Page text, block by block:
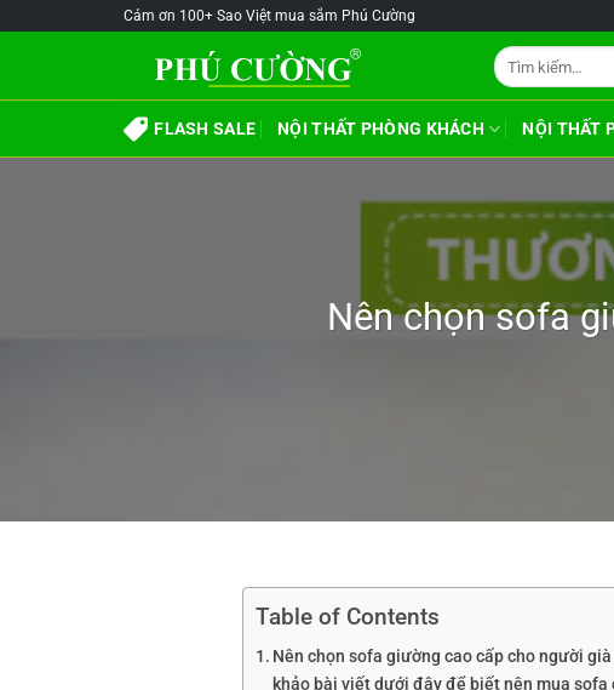
Cảm ơn 100+ Sao Việt mua sắm Phú Cường
Tìm
kiếm:
FLASH SALE NỘI THẤT PHÒNG KHÁCH NỘI THẤT
Nên chọn sofa
Table of Contents
Nên chọn sofa giường cao cấp cho người
khảo bài viết dưới đây để biết nên mua